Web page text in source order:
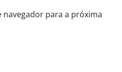
navegador para a próxima